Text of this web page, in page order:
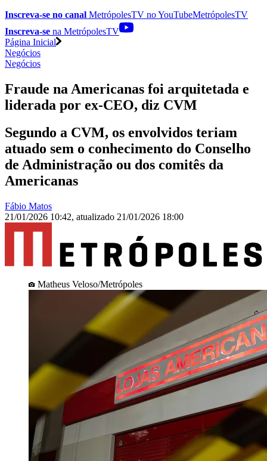
Inscreva-se no canal MetrópolesTV noYouTubeMetrópolesTV
Inscreva-se na MetrópolesTV
Página Inicial
Negócios
Negócios
Fraude na Americanas foi arquitetada e
liderada por ex-CEO, diz CVM
Segundo a CVM, os envolvidos teriam
atuado sem o conhecimento do Conselho
de Administração ou dos comitês da
Americanas
Fábio Matos
21/01/2026 10:42, atualizado 21/01/2026 18:00
Matheus Veloso/Metrópoles